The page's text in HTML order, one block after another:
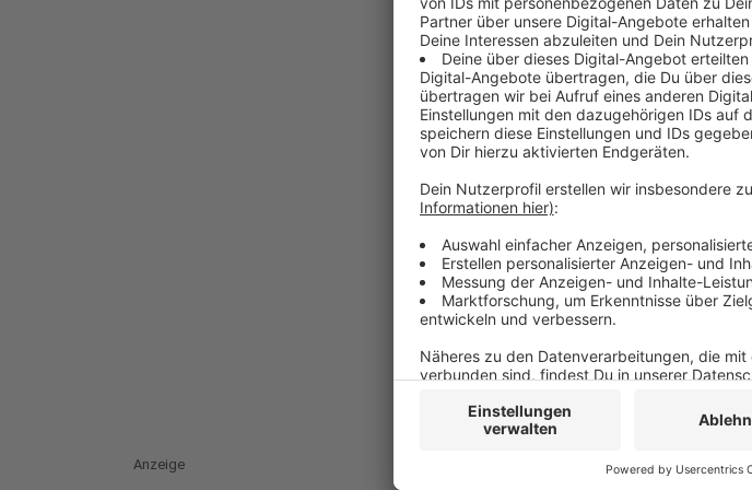
Anzeige
"Zu schmal, zu tiefe
Streifenwagen fiel in
größer. Ford liefert
beide Fahrzeuge mit
die neuen
eingeführt werden.
Anzeige
Anzeige